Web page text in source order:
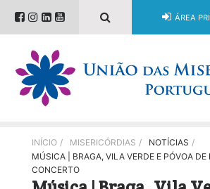
ÁREA
INÍCIO / MISERICÓRDIAS / NOTÍCIAS /
MÚSICA | BRAGA, VILA VERDE E PÓVOA
CONCERTO